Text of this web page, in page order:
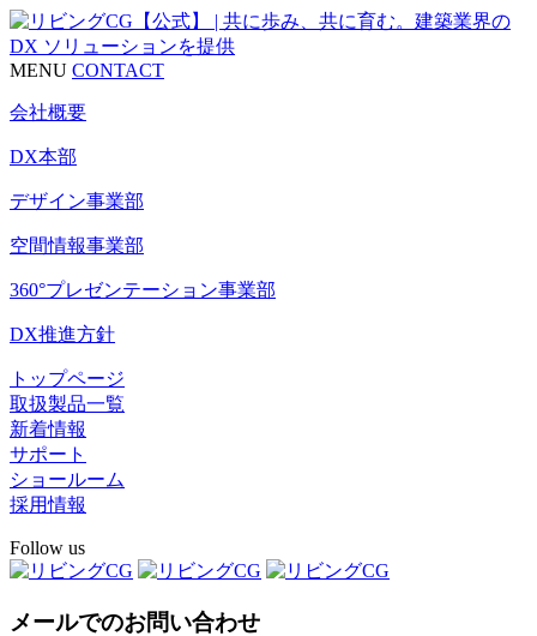
MENU CONTACT
会社概要
DX本部
デザイン事業部
空間情報事業部
360°プレゼンテーション事業部
DX推進方針
トップページ
取扱製品一覧
新着情報
サポート
ショールーム
採用情報
Follow us
メールでのお問い合わせ